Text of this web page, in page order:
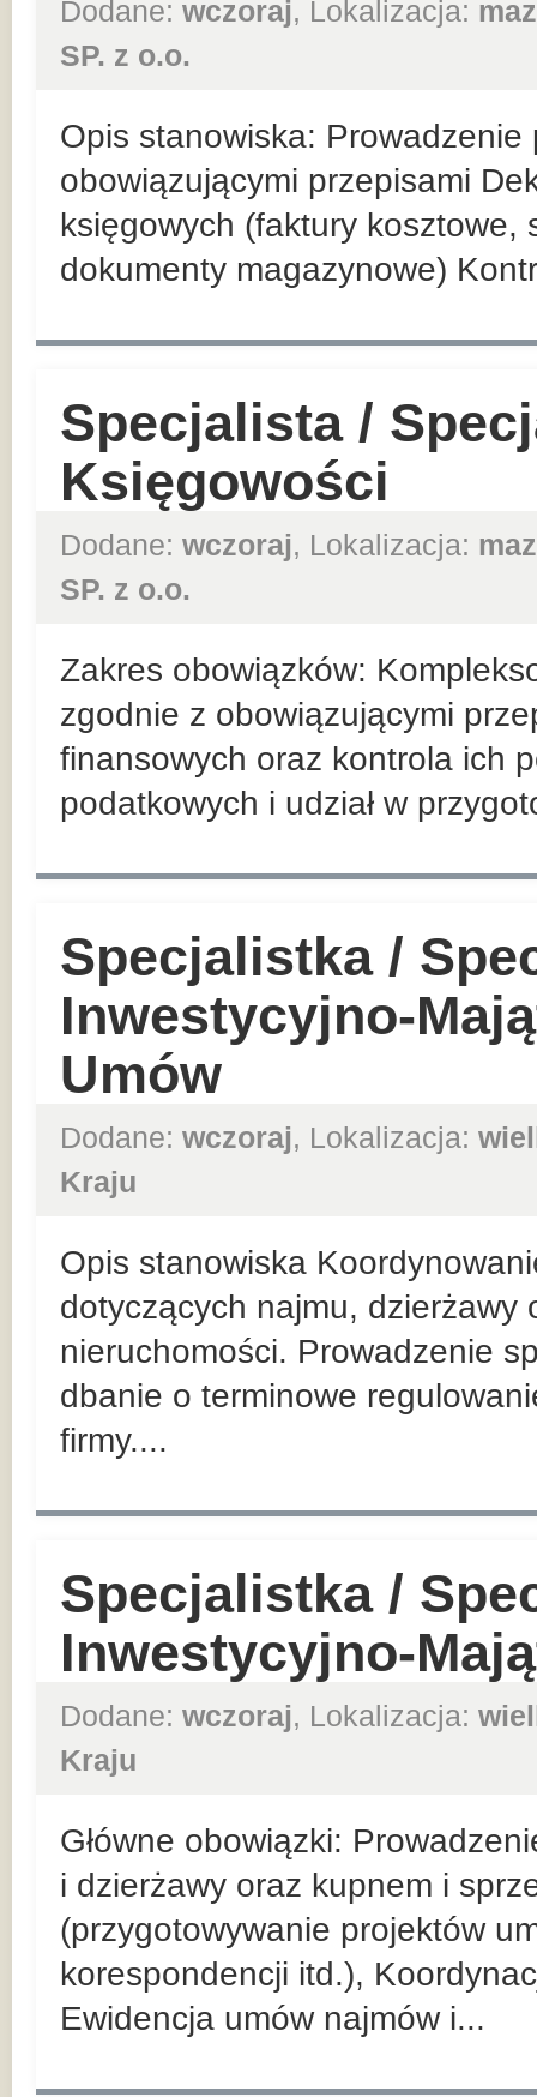
Dodane: wczoraj, Lokalizacja:
SP. z o.o.
Opis stanowiska: Prowadzenie
obowiązującymi przepisami
księgowych (faktury
dokumenty magazynowe)
Specjalista /
Księgowości
Dodane: wczoraj, Lokalizacja:
SP. z o.o.
Zakres obowiązków:
zgodnie z obowiązującymi
finansowych oraz kontrola ich
podatkowych i udział w
Specjalistka /
Inwestycyjno-
Umów
Dodane: wczoraj, Lokalizacja:
Kraju
Opis stanowiska
dotyczących najmu, dzierżawy
nieruchomości. Prowadzenie
dbanie o terminowe
firmy....
Specjalistka /
Inwestycyjno-
Dodane: wczoraj, Lokalizacja:
Kraju
Główne obowiązki:
i dzierżawy oraz kupnem i
(przygotowywanie projektów
korespondencji itd.),
Ewidencja umów najmów i...